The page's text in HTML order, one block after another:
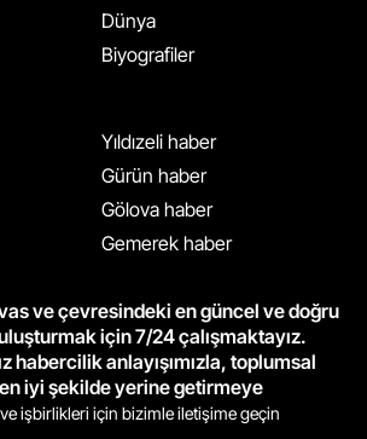
Dünya
Biyografiler
Yıldızeli haber
Gürün haber
Gölova haber
Gemerek haber
ve çevresindeki en güncel ve doğru
için 7/24 çalışmaktayız.
habercilik anlayışımızla, toplumsal
iyi şekilde yerine getirmeye
işbirlikleri için bizimle iletişime geçin